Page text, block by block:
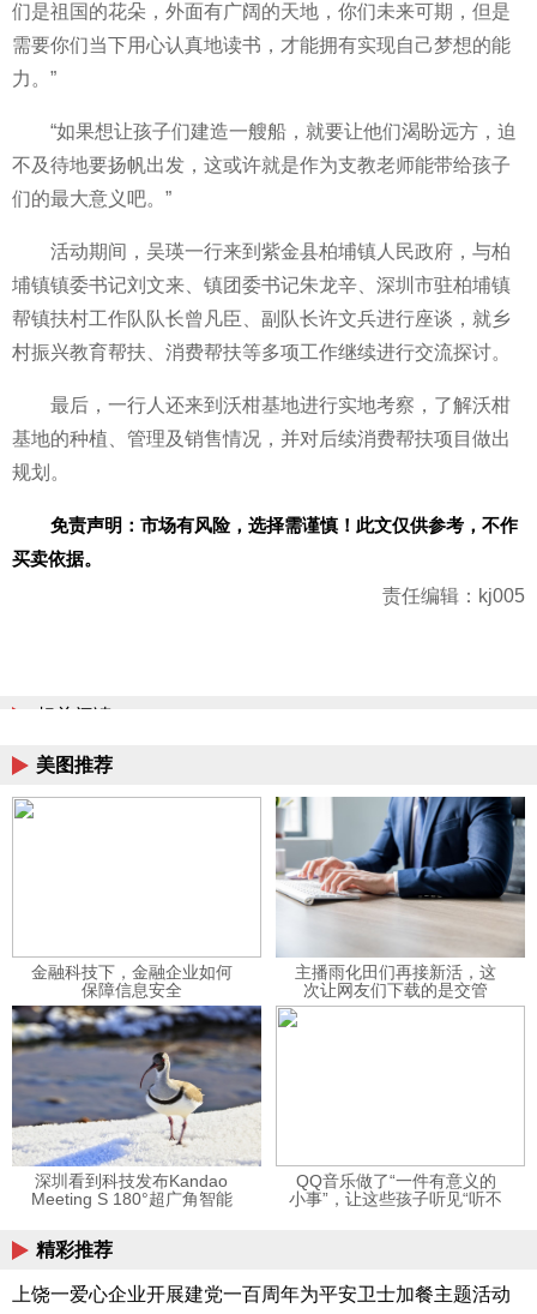
们是祖国的花朵，外面有广阔的天地，你们未来可期，但是
需要你们当下用心认真地读书，才能拥有实现自己梦想的能
力。”
“如果想让孩子们建造一艘船，就要让他们渴盼远方，迫
不及待地要扬帆出发，这或许就是作为支教老师能带给孩子
们的最大意义吧。”
活动期间，吴瑛一行来到紫金县柏埔镇人民政府，与柏
埔镇镇委书记刘文来、镇团委书记朱龙辛、深圳市驻柏埔镇
帮镇扶村工作队队长曾凡臣、副队长许文兵进行座谈，就乡
村振兴教育帮扶、消费帮扶等多项工作继续进行交流探讨。
最后，一行人还来到沃柑基地进行实地考察，了解沃柑
基地的种植、管理及销售情况，并对后续消费帮扶项目做出
规划。
免责声明：市场有风险，选择需谨慎！此文仅供参考，不作
买卖依据。
责任编辑：kj005
相关阅读
美图推荐
金融科技下，金融企业如何
保障信息安全
主播雨化田们再接新活，这
次让网友们下载的是交管
12123APP
深圳看到科技发布Kandao
Meeting S 180°超广角智能
QQ音乐做了“一件有意义的
小事”，让这些孩子听见“听不
精彩推荐
上饶一爱心企业开展建党一百周年为平安卫士加餐主题活动